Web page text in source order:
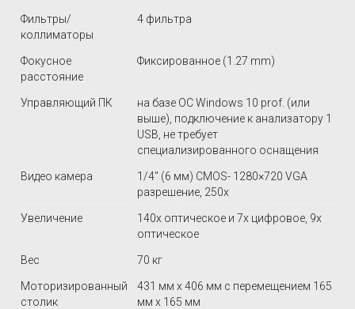
Фильтры/
коллиматоры
4 фильтра
Фокусное
расстояние
Фиксированное (1.27 mm)
Управляющий ПК
на базе ОС Windows 10 prof. (или
выше), подключение к анализатору 1
USB, не требует
специализированного оснащения
Видео камера
1/4″ (6 мм) CMOS- 1280×720 VGA
разрешение, 250х
Увеличение
140х оптическое и 7х цифровое, 9х
оптическое
Вес 70 кг
Моторизированный
столик
431 мм х 406 мм с перемещением 165
мм х 165 мм